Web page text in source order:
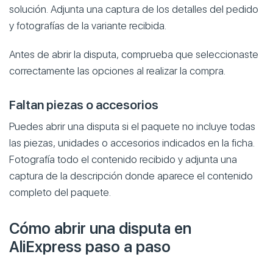
solución. Adjunta una captura de los detalles del pedido
y fotografías de la variante recibida.
Antes de abrir la disputa, comprueba que seleccionaste
correctamente las opciones al realizar la compra.
Faltan piezas o accesorios
Puedes abrir una disputa si el paquete no incluye todas
las piezas, unidades o accesorios indicados en la ficha.
Fotografía todo el contenido recibido y adjunta una
captura de la descripción donde aparece el contenido
completo del paquete.
Cómo abrir una disputa en
AliExpress paso a paso